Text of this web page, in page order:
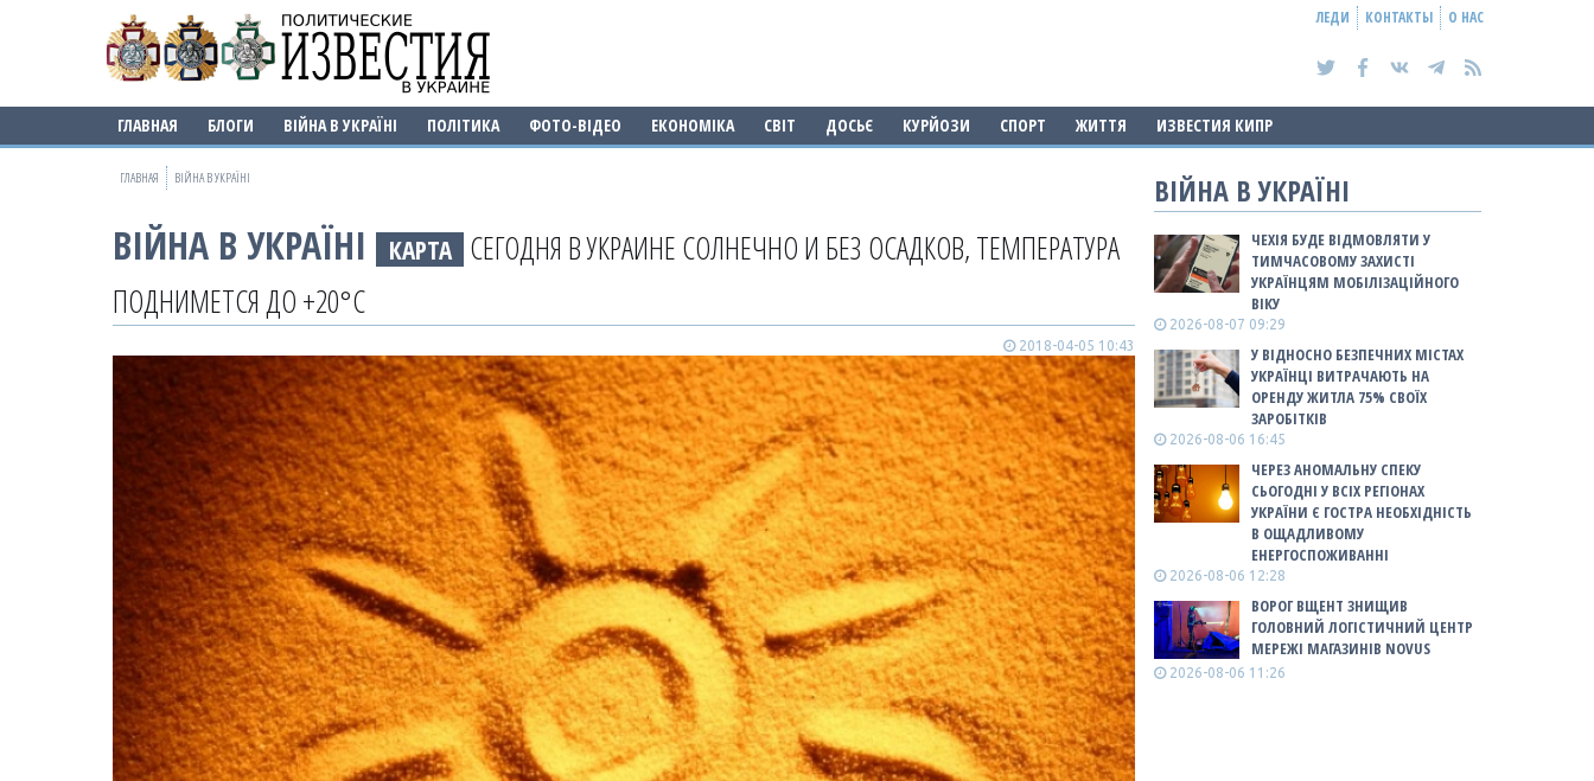
ЛЕДИ КОНТАКТЫ О НАС
ГЛАВНАЯ БЛОГИ ВІЙНА В УКРАЇНІ ПОЛІТИКА ФОТО-ВІДЕО ЕКОНОМІКА СВІТ ДОСЬЄ КУРЙОЗИ СПОРТ ЖИТТЯ ИЗВЕСТИЯ КИПР
ГЛАВНАЯ ВІЙНА В УКРАЇНІ
ВІЙНА В УКРАЇНІ КАРТА СЕГОДНЯ В УКРАИНЕ СОЛНЕЧНО И БЕЗ ОСАДКОВ, ТЕМПЕРАТУРА
ПОДНИМЕТСЯ ДО +20°C
2018-04-05 10:43
ВІЙНА В УКРАЇНІ
ЧЕХІЯ БУДЕ ВІДМОВЛЯТИ У
ТИМЧАСОВОМУ ЗАХИСТІ
УКРАЇНЦЯМ МОБІЛІЗАЦІЙНОГО
ВІКУ
2026-08-07 09:29
У ВІДНОСНО БЕЗПЕЧНИХ МІСТАХ
УКРАЇНЦІ ВИТРАЧАЮТЬ НА
ОРЕНДУ ЖИТЛА 75% СВОЇХ
ЗАРОБІТКІВ
2026-08-06 16:45
ЧЕРЕЗ АНОМАЛЬНУ СПЕКУ
СЬОГОДНІ У ВСІХ РЕГІОНАХ
УКРАЇНИ Є ГОСТРА НЕОБХІДНІСТЬ
В ОЩАДЛИВОМУ
ЕНЕРГОСПОЖИВАННІ
2026-08-06 12:28
ВОРОГ ВЩЕНТ ЗНИЩИВ
ГОЛОВНИЙ ЛОГІСТИЧНИЙ ЦЕНТР
МЕРЕЖІ МАГАЗИНІВ NOVUS
2026-08-06 11:26